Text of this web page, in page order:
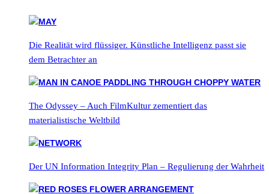
Die Realität wird flüssiger. Künstliche Intelligenz passt sie
dem Betrachter an
The Odyssey – Auch FilmKultur zementiert das
materialistische Weltbild
Der UN Information Integrity Plan – Regulierung der Wahrheit